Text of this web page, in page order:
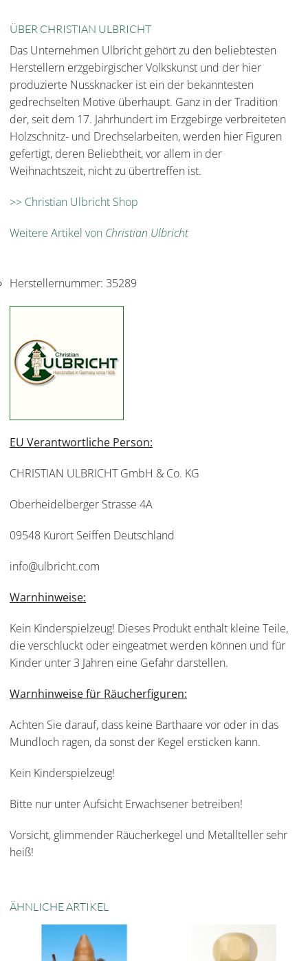
ÜBER CHRISTIAN ULBRICHT
Das Unternehmen Ulbricht gehört zu den beliebtesten
Herstellern erzgebirgischer Volkskunst und der hier
produzierte Nussknacker ist ein der bekanntesten
gedrechselten Motive überhaupt. Ganz in der Tradition
der, seit dem 17. Jahrhundert im Erzgebirge verbreiteten
Holzschnitz- und Drechselarbeiten, werden hier Figuren
gefertigt, deren Beliebtheit, vor allem in der
Weihnachtszeit, nicht zu übertreffen ist.
>> Christian Ulbricht Shop
Weitere Artikel von Christian Ulbricht
Herstellernummer: 35289
EU Verantwortliche Person:
CHRISTIAN ULBRICHT GmbH & Co. KG
Oberheidelberger Strasse 4A
09548 Kurort Seiffen Deutschland
info@ulbricht.com
Warnhinweise:
Kein Kinderspielzeug! Dieses Produkt enthält kleine Teile,
die verschluckt oder eingeatmet werden können und für
Kinder unter 3 Jahren eine Gefahr darstellen.
Warnhinweise für Räucherfiguren:
Achten Sie darauf, dass keine Barthaare vor oder in das
Mundloch ragen, da sonst der Kegel ersticken kann.
Kein Kinderspielzeug!
Bitte nur unter Aufsicht Erwachsener betreiben!
Vorsicht, glimmender Räucherkegel und Metallteller sehr
heiß!
ÄHNLICHE ARTIKEL